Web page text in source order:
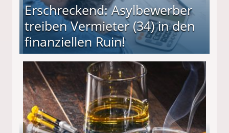
Erschreckend: Asylbewerber
treiben Vermieter (34) in den
finanziellen Ruin!
(34) in den finanziellen Ruin!